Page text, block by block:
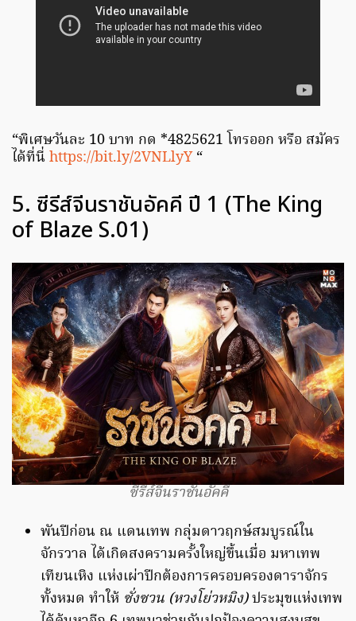
“พิเศษวันละ 10 บาท กด *4825621 โทรออก หรือ สมัคร
ได้ที่นี่https://bit.ly/2VNLlyY“
5. ซีรีส์จีนราชันอัคคี ปี 1 (The King
of Blaze S.01)
ซีรีส์จีนราชันอัคคี
พันปีก่อน ณ แดนเทพ กลุ่มดาวฤกษ์สมบูรณ์ใน
จักรวาล ได้เกิดสงครามครั้งใหญ่ขึ้นเมื่อ มหาเทพ
เทียนเหิง แห่งเผ่าปีกต้องการครอบครองดาราจักร
ทั้งหมด ทำให้ ซั่งซวน (หวงโย่วหมิง)ประมุขแห่งเทพ